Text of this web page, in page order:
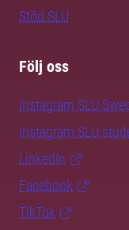
Stöd SLU
Följ oss
Instagram
Instagram
LinkedIn
Facebook
TikTok